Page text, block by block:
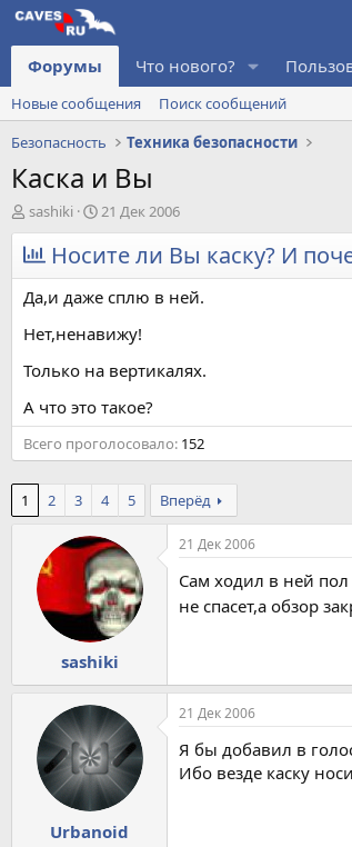
Форумы Что нового?
Новые сообщения
Поиск сообщений
Безопасность
Техника безопасности
Каска и Вы
А
в
т
о
р
т
е
ы
sashiki
Д
а
т
а
н
а
ч
л
21 Дек 2006
Носите ли Вы каску? И
Да,и даже сплю в ней.
Нет,ненавижу!
Только на вертикалях.
А что это такое?
Всего проголосовало 152
1 2 3 4 5 Вперёд
sashiki
21 Дек 2006
Сам ходил в ней
не спасет,а обзор
Urbanoid
21 Дек 2006
Я бы добавил в
Ибо везде каску